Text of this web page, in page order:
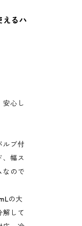
るハ
安心し
ルブ付
、幅ス
なので
の大
解して